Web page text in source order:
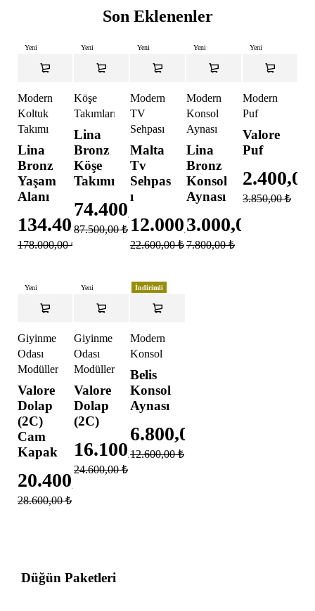
Son Eklenenler
Yeni
Modern
Koltuk
Takımı
Lina
Bronz
Yaşam
Alanı
178.000,00₺
134.400,00₺
Yeni
Köşe
Takımları
Lina
Bronz
Köşe
Takımı
87.500,00₺
74.400,00
Yeni
Modern
TV
Sehpası
Malta
Tv
Sehpas
ı
22.600,00₺
12.000,00₺
Yeni
Modern
Konsol
Aynası
Lina
Bronz
Konsol
Aynası
7.800,00₺
3.000,00
Yeni
Modern
Puf
Valore
Puf
3.850,00₺
Yeni
Giyinme
Odası
Modülleri
Valore
Dolap
(2C)
Cam
Kapak
28.600,00₺
20.400,00₺
Yeni
Giyinme
Odası
Modülleri
Valore
Dolap
(2C)
24.600,00₺
16.100,00₺
İndirimli
Modern
Konsol
Belis
Konsol
Aynası
12.600,00₺
6.800,00
Düğün Paketleri